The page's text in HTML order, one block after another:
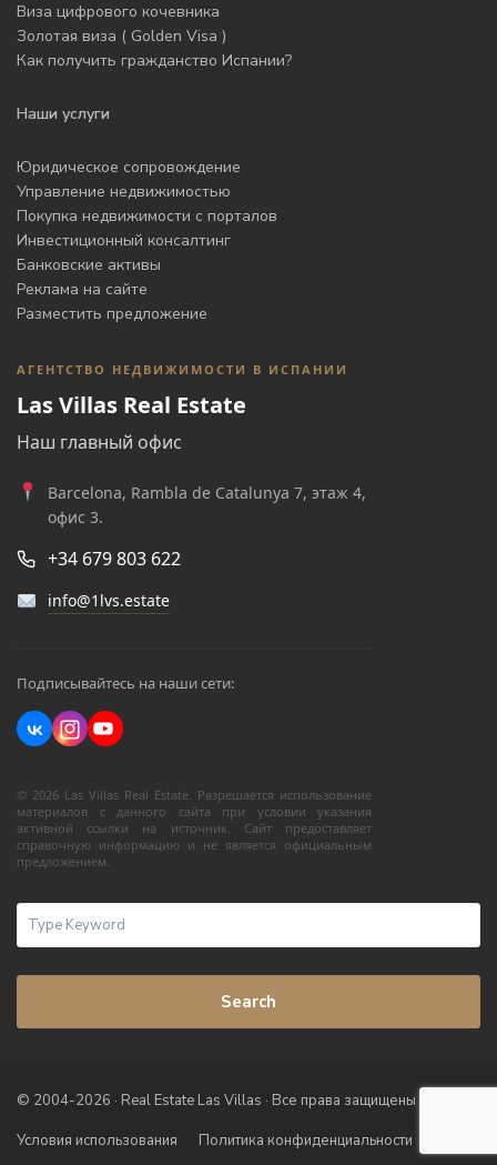
Виза цифрового кочевника
Золотая виза ( Golden Visa )
Как получить гражданство Испании?
Наши услуги
Юридическое сопровождение
Управление недвижимостью
Покупка недвижимости с порталов
Инвестиционный консалтинг
Банковские активы
Реклама на сайте
Разместить предложение
АГЕНТСТВО НЕДВИЖИМОСТИ В ИСПАНИИ
Las Villas Real Estate
Наш главный офис
Barcelona, Rambla de Catalunya 7, этаж 4,
офис 3.
+34 679 803 622
info@1lvs.estate
Подписывайтесь на наши сети:
© 2026 Las Villas Real Estate. Разрешается использование
материалов с данного сайта при условии указания
активной ссылки на источник. Сайт предоставляет
справочную информацию и не является официальным
предложением.
Search
© 2004-2026 · Real Estate Las Villas · Все права защищены
Условия использования
Политика конфиденциальности